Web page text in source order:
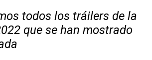
todos los tráilers de la
que se han mostrado